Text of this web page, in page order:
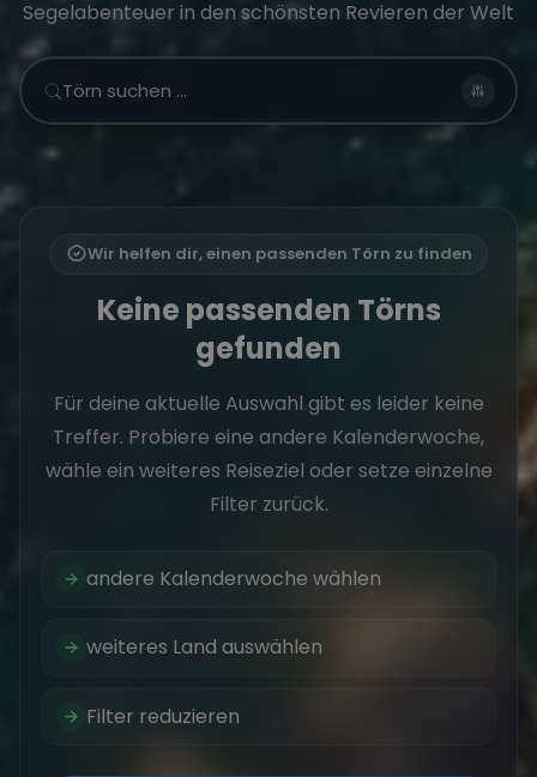
Segelabenteuer in den schönsten Revieren der Welt
Törn suchen …
Wir helfen dir, einen passenden Törn zu finden
Keine passenden Törns
gefunden
Für deine aktuelle Auswahl gibt es leider keine
Treffer. Probiere eine andere Kalenderwoche,
wähle ein weiteres Reiseziel oder setze einzelne
Filter zurück.
andere Kalenderwoche wählen
weiteres Land auswählen
Filter reduzieren